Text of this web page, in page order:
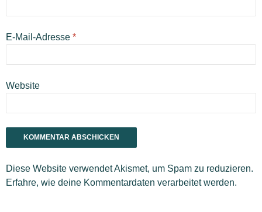
E-Mail-Adresse *
Website
Diese Website verwendet Akismet, um Spam zu reduzieren.
Erfahre, wie deine Kommentardaten verarbeitet werden.